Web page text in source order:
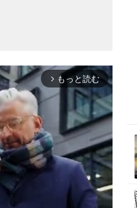
arrow_forward_ios もっと読む